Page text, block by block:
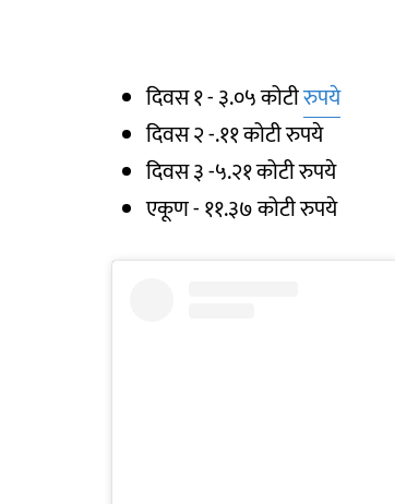
दिवस १ - ३.०५ कोटीरुपये
दिवस २ -.११ कोटी रुपये
दिवस ३ -५.२१ कोटी रुपये
एकूण - ११.३७ कोटी रुपये